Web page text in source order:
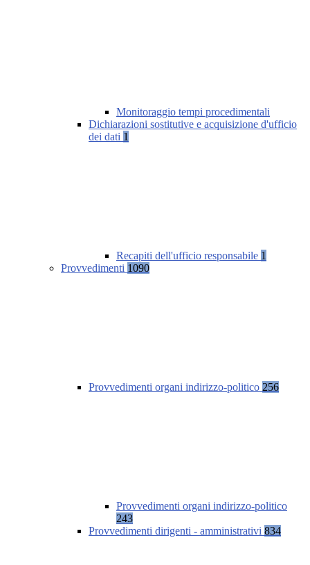
Monitoraggio tempi procedimentali
Dichiarazioni sostitutive e acquisizione d'ufficio
dei dati 1
Recapiti dell'ufficio responsabile 1
Provvedimenti 1090
Provvedimenti organi indirizzo-politico 256
Provvedimenti organi indirizzo-politico
243
Provvedimenti dirigenti - amministrativi 834